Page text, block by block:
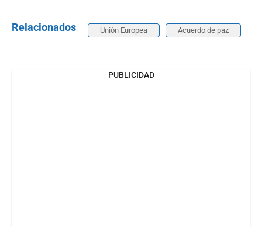
Relacionados Unión Europea Acuerdo de paz
PUBLICIDAD